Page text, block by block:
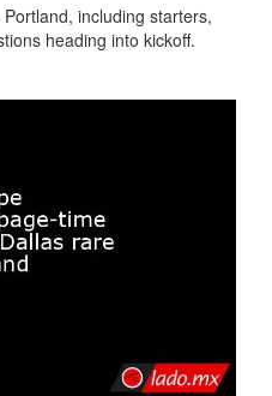
including starters,
heading into kickoff.